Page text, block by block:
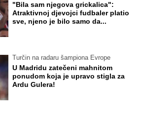
"Bila sam njegova grickalica":
Atraktivnoj djevojci fudbaler platio
sve, njeno je bilo samo da...
Turčin na radaru šampiona Evrope
U Madridu zatečeni mahnitom
ponudom koja je upravo stigla za
Ardu Gulera!